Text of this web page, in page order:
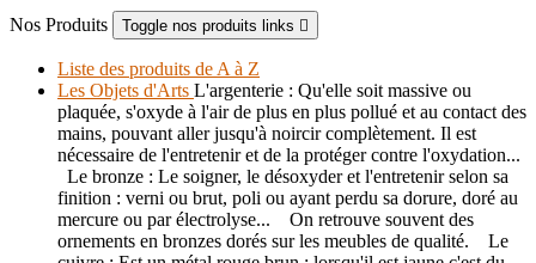
Nos Produits Toggle nos produits links 
Liste des produits de A à Z
Les Objets d'Arts L'argenterie : Qu'elle soit massive ou
plaquée, s'oxyde à l'air de plus en plus pollué et au contact des
mains, pouvant aller jusqu'à noircir complètement. Il est
nécessaire de l'entretenir et de la protéger contre l'oxydation...
Le bronze : Le soigner, le désoxyder et l'entretenir selon sa
finition : verni ou brut, poli ou ayant perdu sa dorure, doré au
mercure ou par électrolyse... On retrouve souvent des
ornements en bronzes dorés sur les meubles de qualité. Le